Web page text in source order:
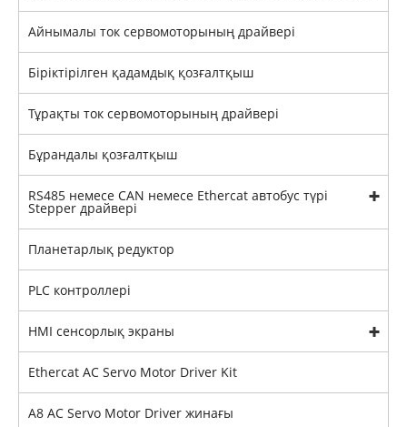
Айнымалы ток сервомоторының драйвері
Біріктірілген қадамдық қозғалтқыш
Тұрақты ток сервомоторының драйвері
Бұрандалы қозғалтқыш
RS485 немесе CAN немесе Ethercat автобус түрі
Stepper драйвері
Планетарлық редуктор
PLC контроллері
HMI сенсорлық экраны
Ethercat AC Servo Motor Driver Kit
A8 AC Servo Motor Driver жинағы